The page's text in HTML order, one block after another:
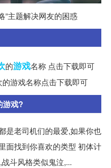
”主题解决网友的困惑
的游戏名称 点击下载即可
游戏名称点击下载即可
游戏?
是老司机们的最爱,如果你也
面找到你喜欢的类型 初体计
斗风格类似鬼泣,...